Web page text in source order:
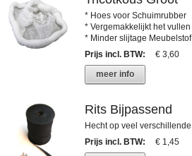
* Hoes voor Schuimrubber
* Vergemakkelijkt het vullen
* Minder slijtage Meubelstof
Prijs incl. BTW:
€ 3,60
meer info
Rits Bijpassend
Hecht op veel
Prijs incl. BTW:
€ 1,45